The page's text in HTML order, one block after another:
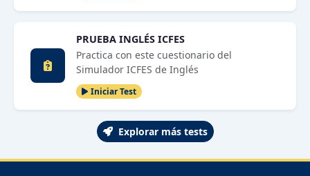
PRUEBA INGLÉS ICFES
Practica con este cuestionario del
Simulador ICFES de Inglés
Iniciar Test
Explorar más tests